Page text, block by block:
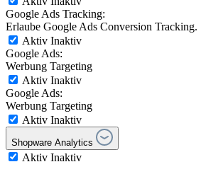
Google Ads Tracking:
Erlaube Google Ads Conversion Tracking.
Aktiv Inaktiv
Google Ads:
Werbung Targeting
Aktiv Inaktiv
Google Ads:
Werbung Targeting
Aktiv Inaktiv
Shopware Analytics
Aktiv Inaktiv